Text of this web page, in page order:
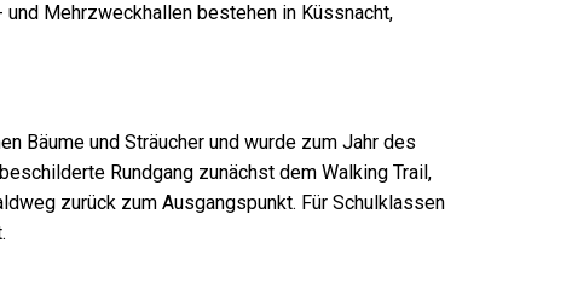
Mehrzweckhallen bestehen in Küssnacht,
Bäume und Sträucher und wurde zum Jahr des
Rundgang zunächst dem Walking Trail,
zurück zum Ausgangspunkt. Für Schulklassen